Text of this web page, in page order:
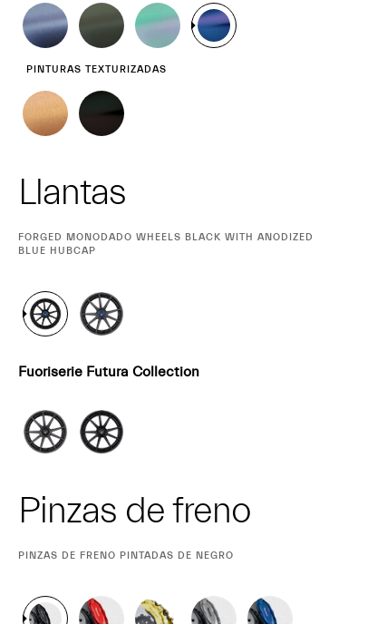
PINTURAS TEXTURIZADAS
Llantas
CURRENT
SELECTION
FORGED MONODADO WHEELS BLACK WITH ANODIZED
BLUE HUBCAP
Fuoriserie Futura Collection
Pinzas de freno
CURRENT
PINZAS DE FRENO PINTADAS DE NEGRO